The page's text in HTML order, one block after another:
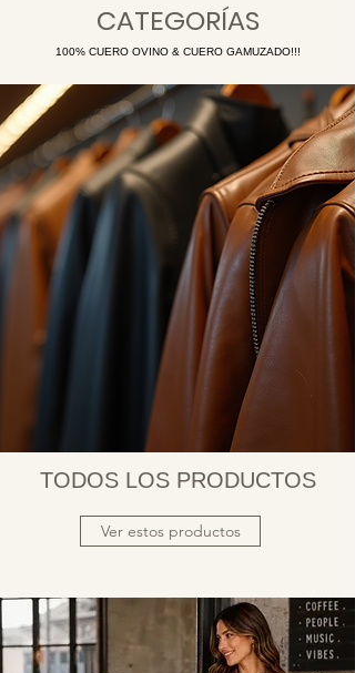
CATEGORÍAS
100% CUERO OVINO & CUERO GAMUZADO!!!
TODOS LOS PRODUCTOS
Ver estos productos